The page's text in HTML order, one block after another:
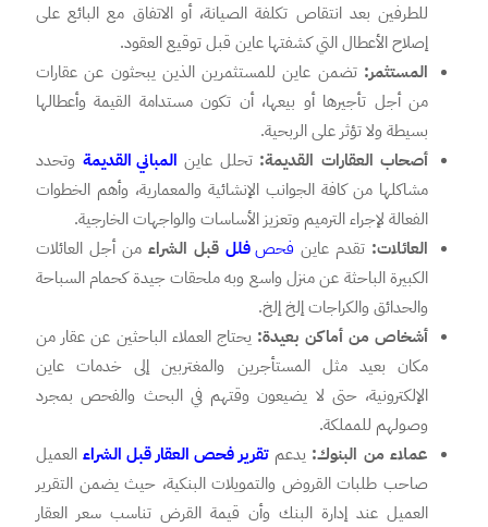
للطرفين بعد انتقاص تكلفة الصيانة، أو الاتفاق مع البائع على
إصلاح الأعطال التي كشفتها عاين قبل توقيع العقود.
المستثمر: تضمن عاين للمستثمرين الذين يبحثون عن عقارات
من أجل تأجيرها أو بيعها، أن تكون مستدامة القيمة وأعطالها
بسيطة ولا تؤثر على الربحية.
أصحاب العقارات القديمة: تحلل عاين المباني القديمة وتحدد
مشاكلها من كافة الجوانب الإنشائية والمعمارية، وأهم الخطوات
الفعالة لإجراء الترميم وتعزيز الأساسات والواجهات الخارجية.
العائلات: تقدم عاين فحصفلل قبل الشراء من أجل العائلات
الكبيرة الباحثة عن منزل واسع وبه ملحقات جيدة كحمام السباحة
والحدائق والكراجات إلخ إلخ.
أشخاص من أماكن بعيدة: يحتاج العملاء الباحثين عن عقار من
مكان بعيد مثل المستأجرين والمغتربين إلى خدمات عاين
الإلكترونية، حتى لا يضيعون وقتهم في البحث والفحص بمجرد
وصولهم للمملكة.
عملاء من البنوك: يدعمتقرير فحص العقار قبل الشراءالعميل
صاحب طلبات القروض والتمويلات البنكية، حيث يضمن التقرير
العميل عند إدارة البنك وأن قيمة القرض تناسب سعر العقار